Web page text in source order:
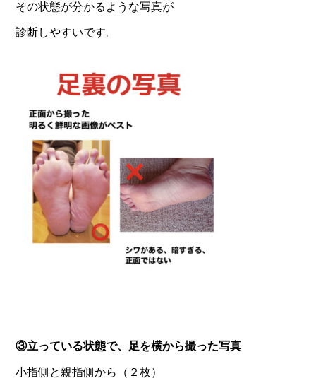
その状態が分かるような写真が
診断しやすいです。
③立っている状態で、足を横から撮った写真
小指側と親指側から （２枚）